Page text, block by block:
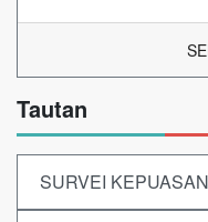
Tautan
SURVEI